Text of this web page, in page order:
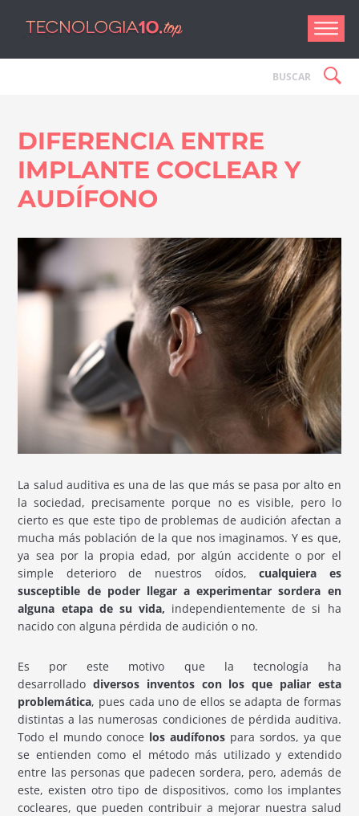
DIFERENCIA ENTRE
IMPLANTE COCLEAR Y
AUDÍFONO
La salud auditiva es una de las que más se pasa por alto en
la sociedad, precisamente porque no es visible, pero lo
cierto es que este tipo de problemas de audición afectan a
mucha más población de la que nos imaginamos. Y es que,
ya sea por la propia edad, por algún accidente o por el
simple deterioro de nuestros oídos,cualquiera es
susceptible de poder llegar a experimentar sordera en
alguna etapa de su vida, independientemente de si ha
nacido con alguna pérdida de audición o no.
Es por este motivo que la tecnología ha
desarrollado diversos inventos con los que paliar esta
problemática, pues cada uno de ellos se adapta de formas
distintas a las numerosas condiciones de pérdida auditiva.
Todo el mundo conoce los audífonos para sordos, ya que
se entienden como el método más utilizado y extendido
entre las personas que padecen sordera, pero, además de
este, existen otro tipo de dispositivos, como los implantes
cocleares, que pueden contribuir a mejorar nuestra salud